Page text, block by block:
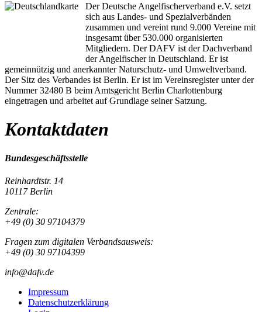
Der Deutsche Angelfischerverband e.V. setzt
sich aus Landes- und Spezialverbänden
zusammen und vereint rund 9.000 Vereine mit
insgesamt über 530.000 organisierten
Mitgliedern. Der DAFV ist der Dachverband
der Angelfischer in Deutschland. Er ist
gemeinnützig und anerkannter Naturschutz- und Umweltverband.
Der Sitz des Verbandes ist Berlin. Er ist im Vereinsregister unter der
Nummer 32480 B beim Amtsgericht Berlin Charlottenburg
eingetragen und arbeitet auf Grundlage seiner Satzung.
Kontaktdaten
Bundesgeschäftsstelle
Reinhardtstr. 14
10117 Berlin
Zentrale:
+49 (0) 30 97104379
Fragen zum digitalen Verbandsausweis:
+49 (0) 30 97104399
info@dafv.de
Impressum
Datenschutzerklärung